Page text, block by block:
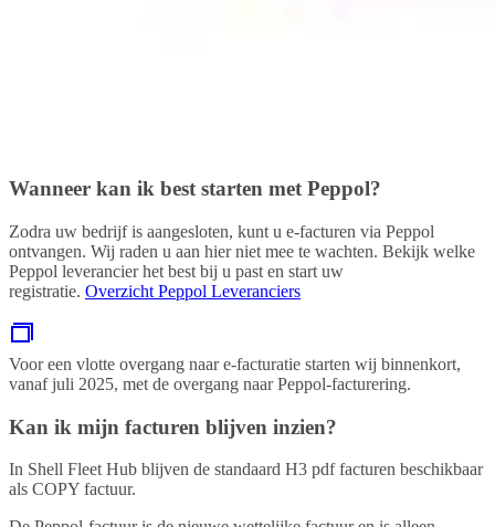
Wanneer kan ik best starten met Peppol?
Zodra uw bedrijf is aangesloten, kunt u e-facturen via Peppol
ontvangen. Wij raden u aan hier niet mee te wachten. Bekijk welke
Peppol leverancier het best bij u past en start uw
registratie. Overzicht Peppol Leveranciers
Voor een vlotte overgang naar e-facturatie starten wij binnenkort,
vanaf juli 2025, met de overgang naar Peppol-facturering.
Kan ik mijn facturen blijven inzien?
In Shell Fleet Hub blijven de standaard H3 pdf facturen beschikbaar
als COPY factuur.